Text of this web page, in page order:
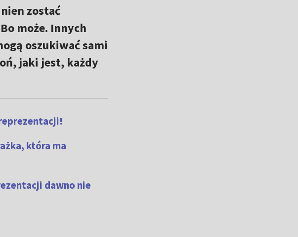
zostać
może. Innych
oszukiwać sami
jaki jest, każdy
która ma
dawno nie